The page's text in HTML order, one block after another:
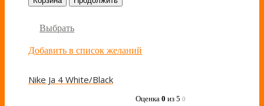
Выбрать
Добавить в список желаний
Nike Ja 4 White/Black
Оценка 0 из 5 0